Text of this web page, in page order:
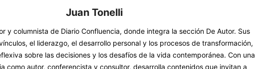
Juan Tonelli
y columnista de Diario Confluencia, donde integra la sección De Autor. Sus
el liderazgo, el desarrollo personal y los procesos de transformación,
sobre las decisiones y los desafíos de la vida contemporánea. Con una
como autor, conferencista y consultor, desarrolla contenidos que invitan a